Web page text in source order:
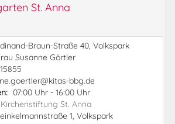
St. Anna
Braun-Straße 40, Volkspark
Susanne Görtler
bbg.de
07:00 Uhr - 16:00 Uhr
St. Anna
1, Volkspark